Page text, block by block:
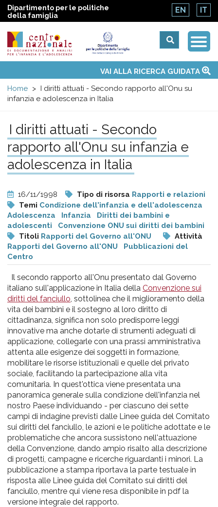
Dipartimento per le politiche
della famiglia
EN IT
Centro
nazionale
di
Documentazione
e
analisi
pr
l'infanzia
e
l'adolescenza
menu
Temi
Attività
Convenzione ONUVAI ALLA RICERCA GUIDATA
Home
I diritti attuati - Secondo rapporto all'Onu su
infanzia e adolescenza in Italia
I diritti attuati - Secondo
rapporto all'Onu su infanzia e
adolescenza in Italia
16/11/1998 Tipo di risorsa Rapporti e relazioni
Temi Condizione dell'infanzia e dell'adolescenza
Adolescenza
Infanzia
Diritti dei bambini e
adolescenti
Convenzione ONU sui diritti dei bambini
Titoli Rapporti del Governo all'ONU
Attività
Rapporti del Governo all'ONU
Pubblicazioni del
Centro
Il secondo rapporto all'Onu presentato dal Governo
italiano sull'applicazione in Italia della Convenzione sui
diritti del fanciullo, sottolinea che il miglioramento della
vita dei bambini e il sostegno al loro diritto di
cittadinanza, significa non solo predisporre leggi
innovative ma anche dotarle di strumenti adeguati di
applicazione, collegarle con una prassi amministrativa
attenta alle esigenze dei soggetti in formazione,
mobilitare le risorse istituzionali e quelle del privato
sociale, facilitando la partecipazione alla vita
comunitaria. In quest'ottica viene presentata una
panoramica generale sulla condizione dell'infanzia nel
nostro Paese individuando - per ciascuno dei sette
campi di indagine previsti dalle Linee guida del Comitato
sui diritti del fanciullo, le azioni e le politiche adottate e le
problematiche che ancora sussistono nell'attuazione
della Convenzione, dando ampio risalto alla descrizione
di progetti, campagne e ricerche riguardanti i minori. La
pubblicazione a stampa riportava la parte testuale in
risposta alle Linee guida del Comitato sui diritti del
fanciullo, mentre qui viene resa disponibile in pdf la
versione integrale del rapporto.